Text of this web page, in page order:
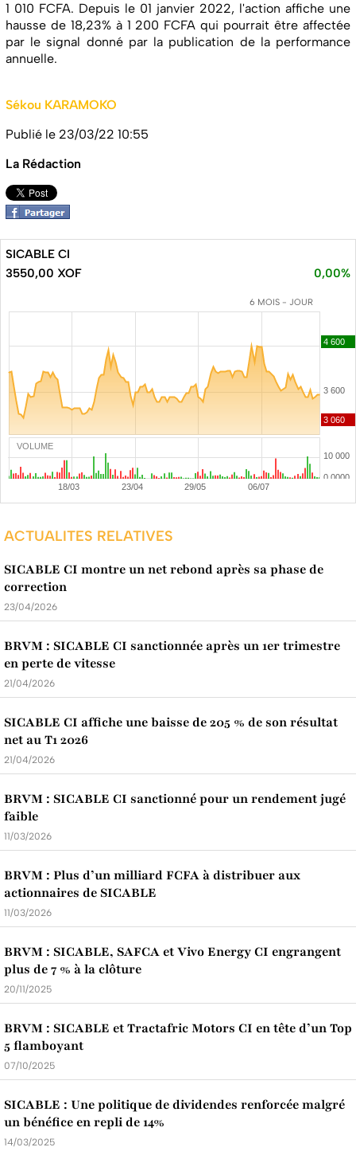
1 010 FCFA. Depuis le 01 janvier 2022, l'action affiche une
hausse de 18,23% à 1 200 FCFA qui pourrait être affectée
par le signal donné par la publication de la performance
annuelle.
Sékou KARAMOKO
Publié le 23/03/22 10:55
La Rédaction
SICABLE CI
3550,00 XOF
0,00%
6 MOIS - JOUR
VOLUME
ACTUALITES RELATIVES
SICABLE CI montre un net rebond après sa phase de
correction
23/04/2026
BRVM : SICABLE CI sanctionnée après un 1er trimestre
en perte de vitesse
21/04/2026
SICABLE CI affiche une baisse de 205 % de son résultat
net au T1 2026
21/04/2026
BRVM : SICABLE CI sanctionné pour un rendement jugé
faible
11/03/2026
BRVM : Plus d’un milliard FCFA à distribuer aux
actionnaires de SICABLE
11/03/2026
BRVM : SICABLE, SAFCA et Vivo Energy CI engrangent
plus de 7 % à la clôture
20/11/2025
BRVM : SICABLE et Tractafric Motors CI en tête d’un Top
5 flamboyant
07/10/2025
SICABLE : Une politique de dividendes renforcée malgré
un bénéfice en repli de 14%
14/03/2025